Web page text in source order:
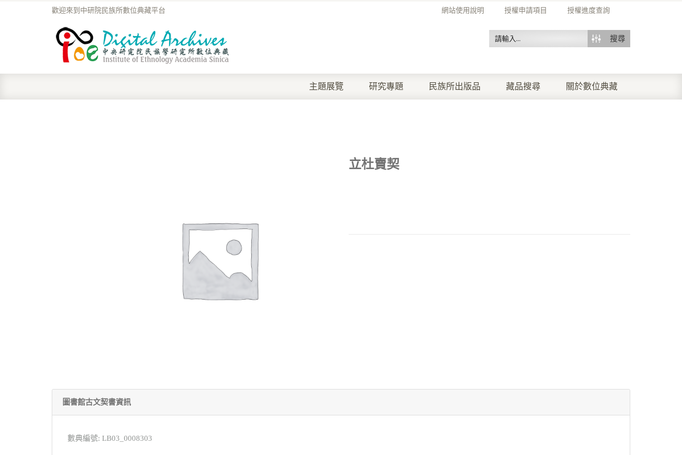
網站使用說明 授權申請項目 授權進度查詢
歡迎來到中研院民族所數位典藏平台
搜尋
主題展覽 研究專題 民族所出版品 藏品搜尋 關於數位典藏
立杜賣契
圖書館古文契書資訊
數典編號: LB03_0008303